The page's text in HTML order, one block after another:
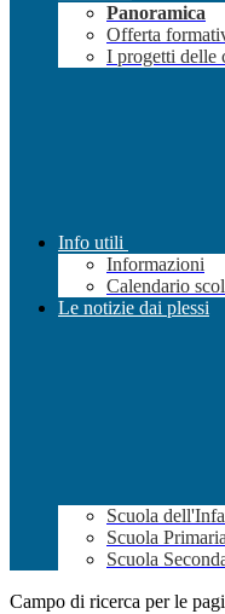
Panoramica
Offerta
I progetti delle
Info utili
Informazioni
Calendario
Le notizie dai plessi
Scuola
Scuola Primaria
Scuola
Campo di ricerca per le